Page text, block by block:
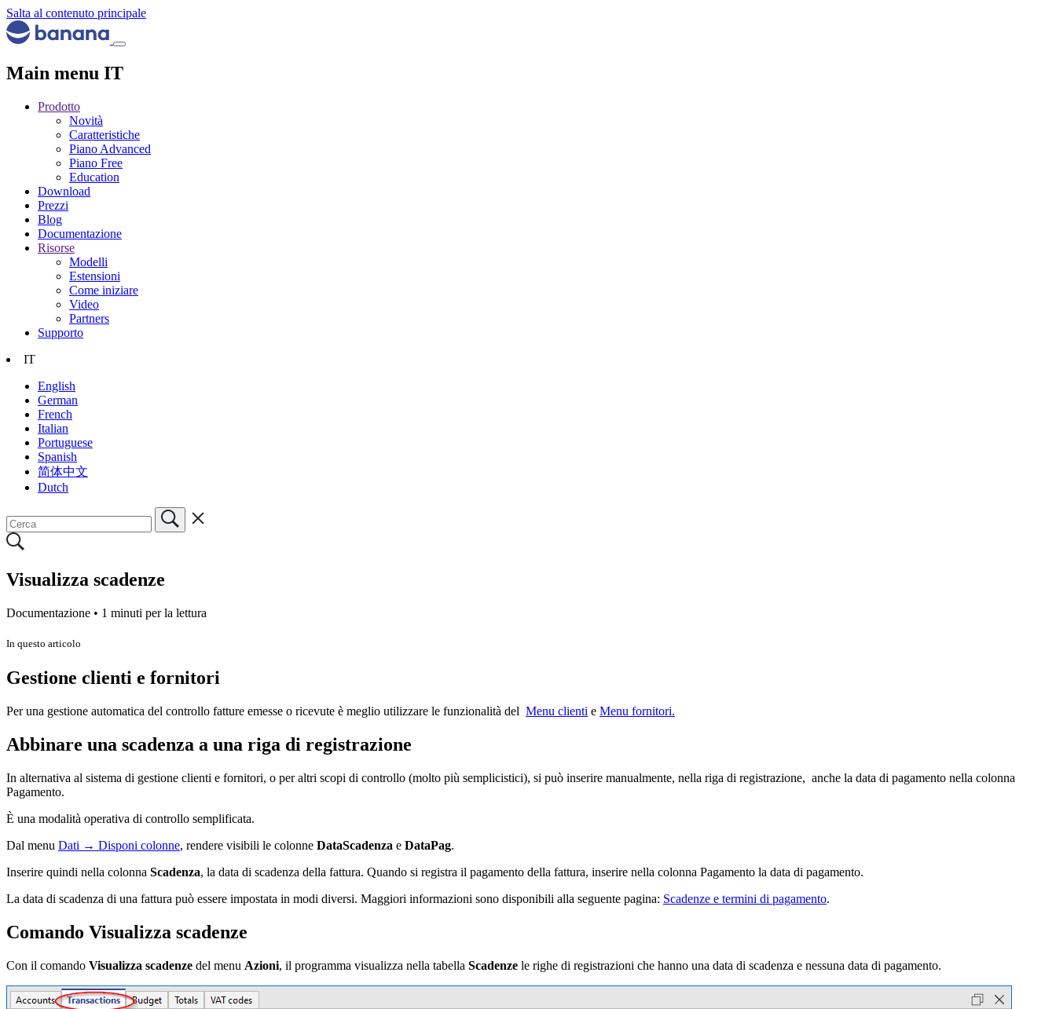
Salta al contenuto principale
Main menu IT
Prodotto
Novità
Caratteristiche
Piano Advanced
Piano Free
Education
Download
Prezzi
Blog
Documentazione
Risorse
Modelli
Estensioni
Come iniziare
Video
Partners
Supporto
IT
English
German
French
Italian
Portuguese
Spanish
简体中文
Dutch
Visualizza scadenze
Documentazione • 1 minuti per la lettura
In questo articolo
Gestione clienti e fornitori
Per una gestione automatica del controllo fatture emesse o ricevute è meglio utilizzare le funzionalità del Menu clienti e Menu fornitori.
Abbinare una scadenza a una riga di registrazione
In alternativa al sistema di gestione clienti e fornitori, o per altri scopi di controllo (molto più semplicistici), si può inserire manualmente, nella riga di registrazione, anche la data di pagamento nella colonna
Pagamento.
È una modalità operativa di controllo semplificata.
Dal menu Dati → Disponi colonne, rendere visibili le colonne DataScadenza e DataPag.
Inserire quindi nella colonna Scadenza, la data di scadenza della fattura. Quando si registra il pagamento della fattura, inserire nella colonna Pagamento la data di pagamento.
La data di scadenza di una fattura può essere impostata in modi diversi. Maggiori informazioni sono disponibili alla seguente pagina: Scadenze e termini di pagamento.
Comando Visualizza scadenze
Con il comando Visualizza scadenze del menu Azioni, il programma visualizza nella tabella Scadenze le righe di registrazioni che hanno una data di scadenza e nessuna data di pagamento.